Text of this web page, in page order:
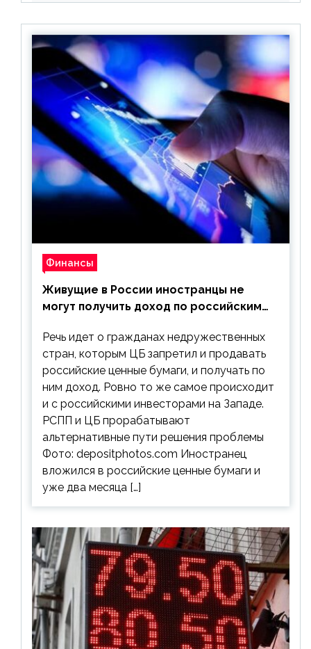
Финансы
Живущие в России иностранцы не
могут получить доход по российским
Речь идет о гражданах недружественных
стран, которым ЦБ запретил и продавать
российские ценные бумаги, и получать по
ним доход. Ровно то же самое происходит
и с российскими инвесторами на Западе.
РСПП и ЦБ прорабатывают
альтернативные пути решения проблемы
Фото: depositphotos.com Иностранец
вложился в российские ценные бумаги и
уже два месяца […]